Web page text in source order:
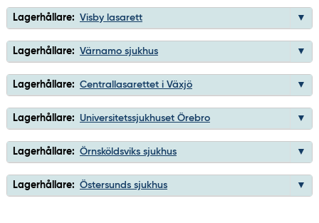
Lagerhållare: Visby lasarett
Lagerhållare: Värnamo sjukhus
Lagerhållare: Centrallasarettet i Växjö
Lagerhållare: Universitetssjukhuset Örebro
Lagerhållare: Örnsköldsviks sjukhus
Lagerhållare: Östersunds sjukhus